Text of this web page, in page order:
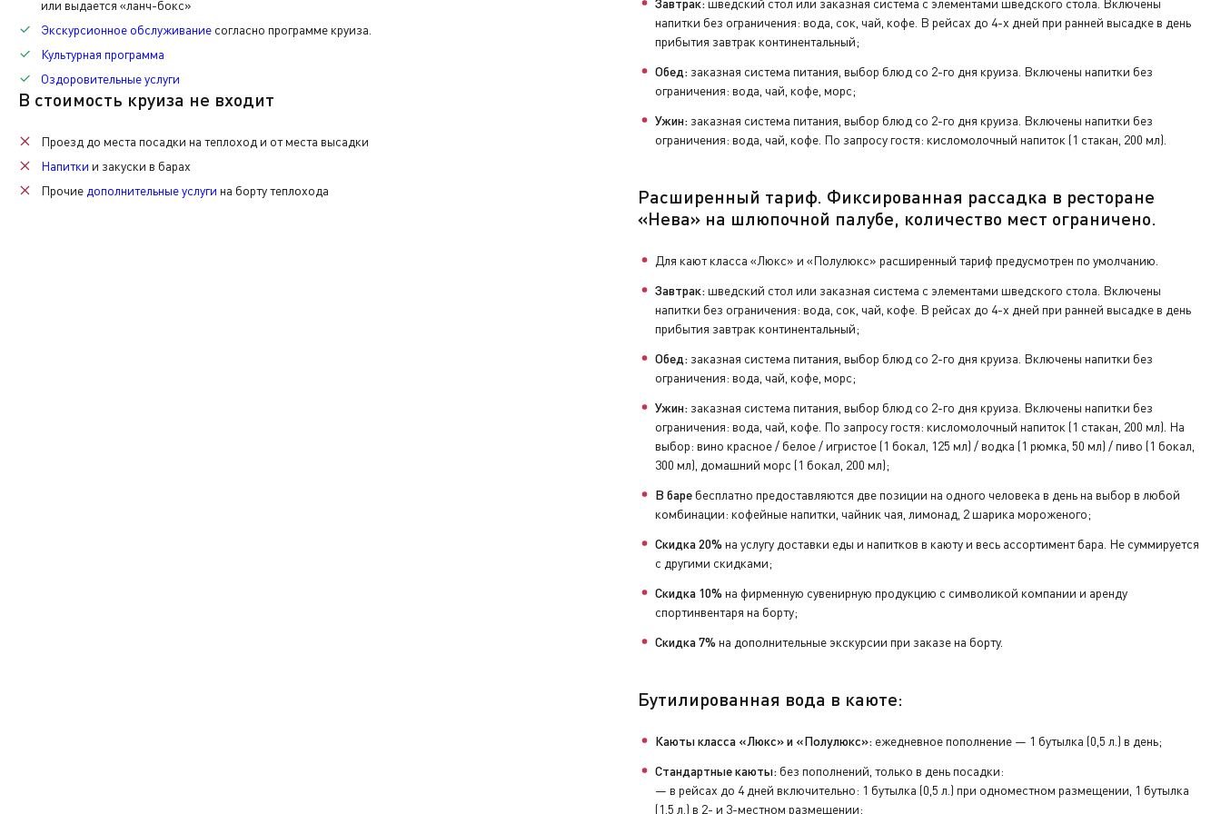
Также при желании вы сможете приобрести памятные сувениры, заполнить анкету с отзывами и оставить чаевые на ресепшен.
или выдается «ланч-бокс»
Экскурсионное обслуживание согласно программе круиза.
Культурная программа
Оздоровительные услуги
В стоимость круиза не входит
Проезд до места посадки на теплоход и от места высадки
Напитки и закуски в барах
Прочие дополнительные услуги на борту теплохода
Завтрак: шведский стол или заказная система с элементами шведского стола. Включены
напитки без ограничения: вода, сок, чай, кофе. В рейсах до 4-х дней при ранней высадке в день
прибытия завтрак континентальный;
Обед:заказная система питания, выбор блюд со 2-го дня круиза. Включены напитки без
ограничения: вода, чай, кофе, морс;
Ужин:заказная система питания, выбор блюд со 2-го дня круиза. Включены напитки без
ограничения: вода, чай, кофе. По запросу гостя: кисломолочный напиток (1 стакан, 200 мл).
Расширенный тариф. Фиксированная рассадка в ресторане
«Нева» на шлюпочной палубе, количество мест ограничено.
Для кают класса «Люкс» и «Полулюкс» расширенный тариф предусмотрен по умолчанию.
Завтрак: шведский стол или заказная система с элементами шведского стола. Включены
напитки без ограничения: вода, сок, чай, кофе. В рейсах до 4-х дней при ранней высадке в день
прибытия завтрак континентальный;
Обед:заказная система питания, выбор блюд со 2-го дня круиза. Включены напитки без
ограничения: вода, чай, кофе, морс;
Ужин:заказная система питания, выбор блюд со 2-го дня круиза. Включены напитки без
ограничения: вода, чай, кофе. По запросу гостя: кисломолочный напиток (1 стакан, 200 мл). На
выбор: вино красное / белое / игристое (1 бокал, 125 мл) / водка (1 рюмка, 50 мл) / пиво (1 бокал,
300 мл), домашний морс (1 бокал, 200 мл);
В баре бесплатно предоставляются две позиции на одного человека в день на выбор в любой
комбинации: кофейные напитки, чайник чая, лимонад, 2 шарика мороженого;
Скидка 20% на услугу доставки еды и напитков в каюту и весь ассортимент бара. Не суммируется
с другими скидками;
Скидка 10% на фирменную сувенирную продукцию с символикой компании и аренду
спортинвентаря на борту;
Скидка 7% на дополнительные экскурсии при заказе на борту.
Бутилированная вода в каюте:
Каюты класса «Люкс» и «Полулюкс»: ежедневное пополнение — 1 бутылка (0,5 л.) в день;
Стандартные каюты: без пополнений, только в день посадки:
— в рейсах до 4 дней включительно: 1 бутылка (0,5 л.) при одноместном размещении, 1 бутылка
(1,5 л.) в 2- и 3-местном размещении;